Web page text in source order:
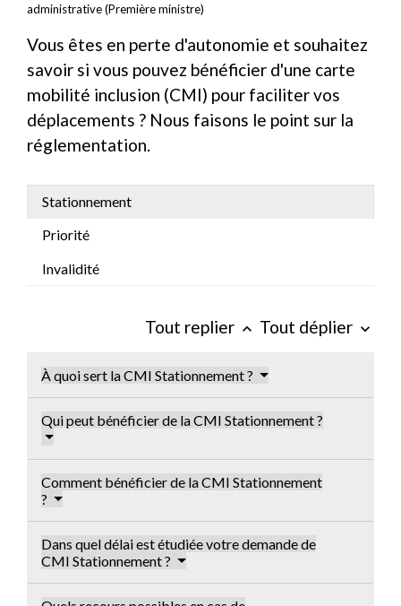
administrative (Première ministre)
Vous êtes en perte d'autonomie et souhaitez
savoir si vous pouvez bénéficier d'une carte
mobilité inclusion (CMI) pour faciliter vos
déplacements ? Nous faisons le point sur la
réglementation.
Stationnement
Priorité
Invalidité
Tout replier keyboard_arrow_up Tout déplier keyboard_arrow_down
À quoi sert la CMI Stationnement ?
Qui peut bénéficier de la CMI Stationnement ?
Comment bénéficier de la CMI Stationnement
?
Dans quel délai est étudiée votre demande de
CMI Stationnement ?